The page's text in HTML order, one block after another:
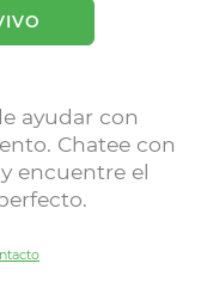
ayudar con
Chatee con
encuentre el